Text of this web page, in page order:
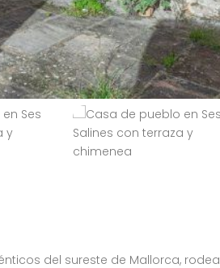
del sureste de Mallorca,